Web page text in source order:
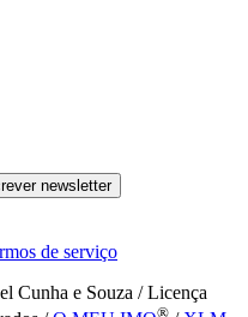
newsletter
de serviço
Cunha e Souza / Licença
®